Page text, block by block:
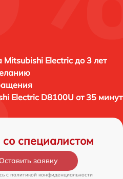
Mitsubishi Electric до 3 лет
Electric D8100U от 35 минут
специалистом
Оставить заявку
c политикой конфиденциальности